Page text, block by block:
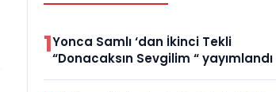
1Yonca Samlı ‘dan İkinci Tekli
“Donacaksın Sevgilim “ yayımlandı